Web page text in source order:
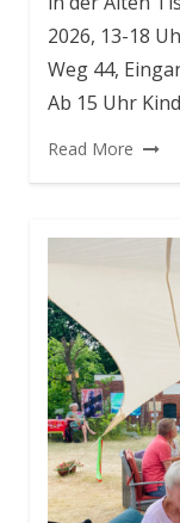
2026, 13-18
Weg 44,
Ab 15 Uhr
Read More